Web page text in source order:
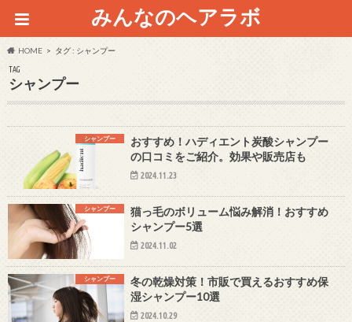
みんなのヘアラボ
HOME タグ : シャンプー
TAG
シャンプー
シャンプー
おすすめ！ハディエント炭酸シャンプー
の口コミをご紹介。効果や販売店も
2024.11.23
シャンプー
猫っ毛のボリューム悩み解消！おすすめ
シャンプー5選
2024.11.02
シャンプー
冬の乾燥対策！市販で買えるおすすめ保
湿シャンプー10選
2024.10.29